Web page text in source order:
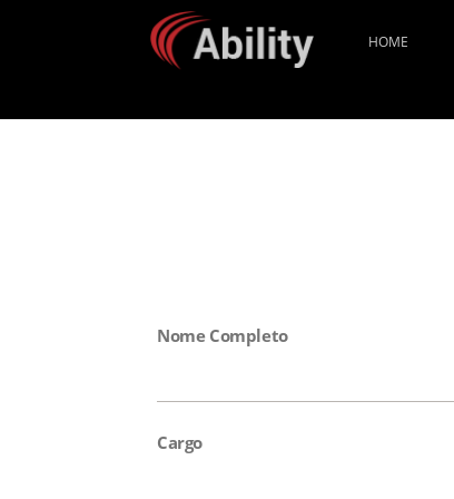
HOME
Nome Completo
Cargo